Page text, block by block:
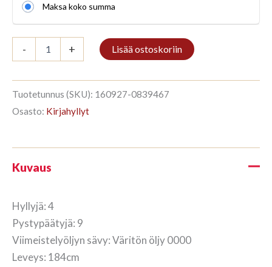
Maksa koko summa
-
4/9
Väritön
öljy
+ Lisää ostoskoriin
Tuotetunnus (SKU): 160927-0839467
Osasto: Kirjahyllyt
Kuvaus
Hyllyjä: 4
Pystypäätyjä: 9
Viimeistelyöljyn sävy: Väritön öljy 0000
Leveys: 184cm